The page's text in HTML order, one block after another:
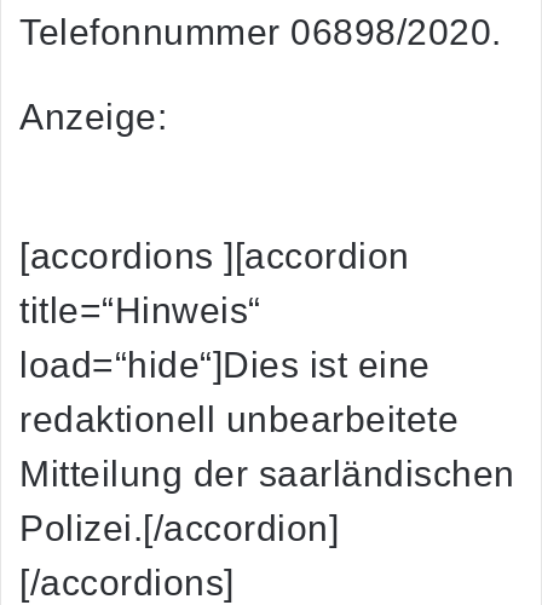
Telefonnummer 06898/2020.
Anzeige:
[accordions ][accordion
title=“Hinweis“
load=“hide“]Dies ist eine
redaktionell unbearbeitete
Mitteilung der saarländischen
Polizei.[/accordion]
[/accordions]